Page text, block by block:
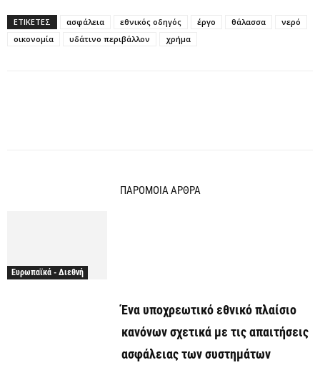
ΕΤΙΚΕΤΕΣ ασφάλεια εθνικός οδηγός έργο θάλασσα
νερό
οικονομία
υδάτινο περιβάλλον χρήμα
ΠΑΡΟΜΟΙΑ ΑΡΘΡΑ
Ευρωπαϊκά - Διεθνή
Ένα υποχρεωτικό εθνικό πλαίσιο
κανόνων σχετικά με τις απαιτήσεις
ασφάλειας των συστημάτων